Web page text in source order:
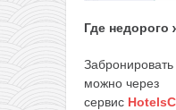
Где недорого
можно через
сервис